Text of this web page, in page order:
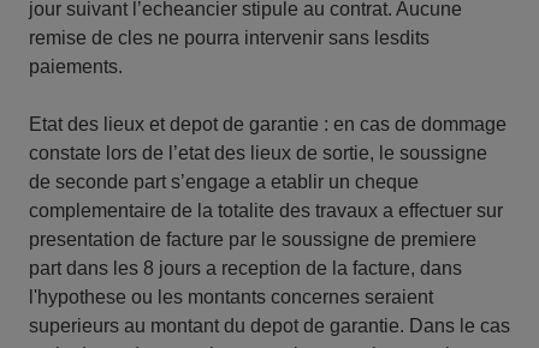
jour suivant l’echeancier stipule au contrat. Aucune
remise de cles ne pourra intervenir sans lesdits
paiements.
Etat des lieux et depot de garantie : en cas de dommage
constate lors de l’etat des lieux de sortie, le soussigne
de seconde part s’engage a etablir un cheque
complementaire de la totalite des travaux a effectuer sur
presentation de facture par le soussigne de premiere
part dans les 8 jours a reception de la facture, dans
l'hypothese ou les montants concernes seraient
superieurs au montant du depot de garantie. Dans le cas